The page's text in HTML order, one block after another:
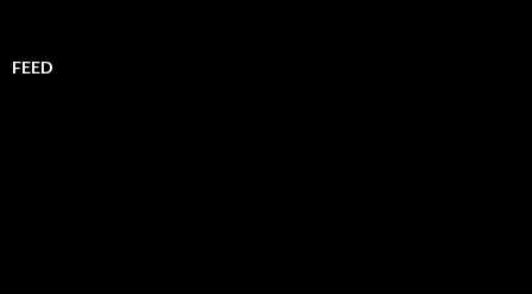
FEED